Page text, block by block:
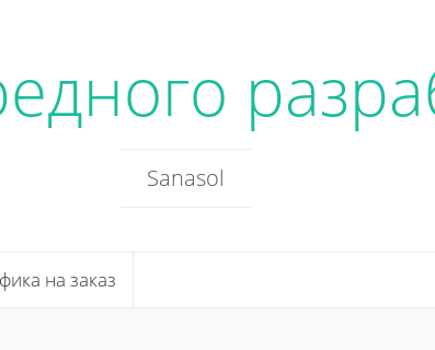
Sanasol
на заказ